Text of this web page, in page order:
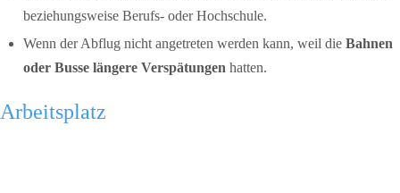
beziehungsweise Berufs- oder Hochschule.
Wenn der Abflug nicht angetreten werden kann, weil die Bahnen
oder Busse längere Verspätungen hatten.
Arbeitsplatz